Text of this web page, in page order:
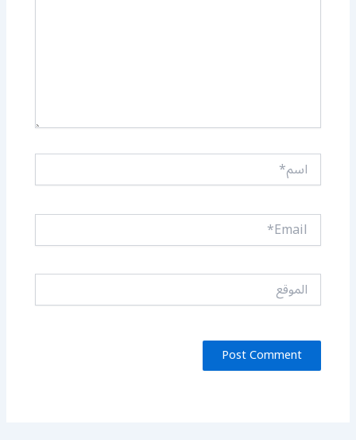
اسم*
Email*
الموقع